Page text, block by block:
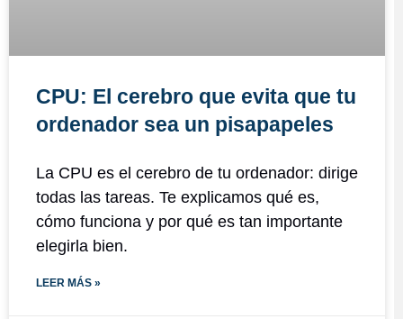
CPU: El cerebro que evita que tu
ordenador sea un pisapapeles
La CPU es el cerebro de tu ordenador: dirige
todas las tareas. Te explicamos qué es,
cómo funciona y por qué es tan importante
elegirla bien.
LEER MÁS »